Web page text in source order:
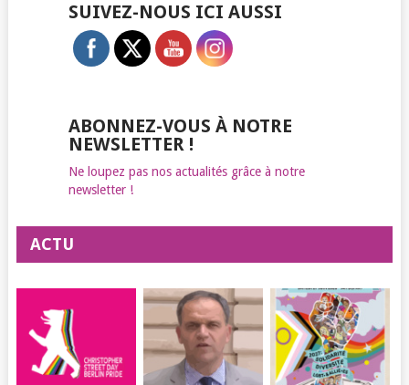
SUIVEZ-NOUS ICI AUSSI
ABONNEZ-VOUS À NOTRE
NEWSLETTER !
Ne loupez pas nos actualités grâce à notre
newsletter !
ACTU